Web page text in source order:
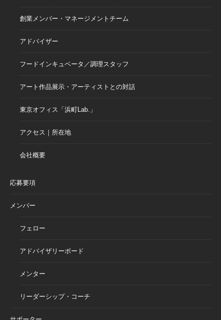
創業メンバー・マネージメントチーム
アドバイザー
フードインキュベータ／調理スタッフ
アート作品展示・アーティストとの対話
東京オフィス「浜町Lab.」
アクセス｜所在地
会社概要
応募要項
メンバー
フェロー
アドバイザリーボード
メンター
リーダーシップ・コーチ